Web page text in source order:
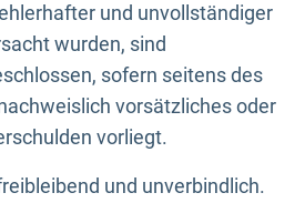
und unvollständiger
wurden, sind
sofern seitens des
vorsätzliches oder
vorliegt.
und unverbindlich.